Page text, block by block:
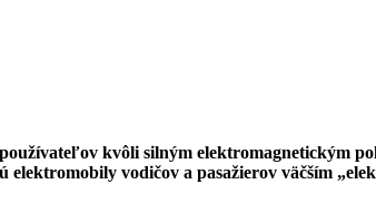
kvôli silným elektromagnetickým
vodičov a pasažierov väčším